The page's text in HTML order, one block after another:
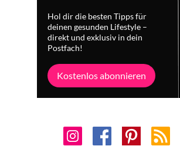
Hol dir die besten Tipps für
deinen gesunden Lifestyle –
direkt und exklusiv in dein
Postfach!
Kostenlos abonnieren